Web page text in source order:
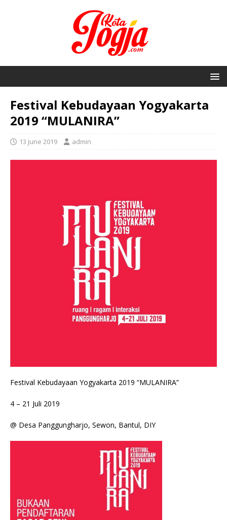
Festival Kebudayaan Yogyakarta
2019 “MULANIRA”
13 June 2019 admin
Festival Kebudayaan Yogyakarta 2019 “MULANIRA”
4 – 21 Juli 2019
@ Desa Panggungharjo, Sewon, Bantul, DIY